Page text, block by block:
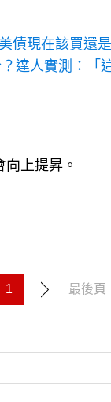
債現在該買還
達人實測：「
上提昇。
1 最後頁